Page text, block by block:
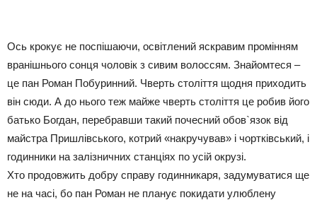
Ось крокує не поспішаючи, освітлений яскравим промінням
вранішнього сонця чоловік з сивим волоссям. Знайомтеся –
це пан Роман Побуринний. Чверть століття щодня приходить
він сюди. А до нього теж майже чверть століття це робив його
батько Богдан, перебравши такий почесний обов`язок від
майстра Пришлівського, котрий «накручував» і чортківський, і
годинники на залізничних станціях по усій окрузі.
Хто продовжить добру справу годинникаря, задумуватися ще
не на часі, бо пан Роман не планує покидати улюблену